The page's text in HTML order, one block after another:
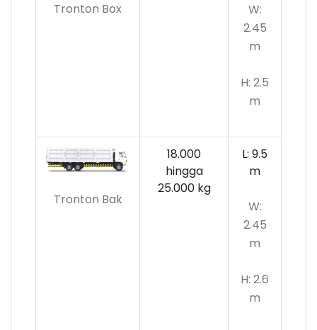
Tronton Box
W:
2.45
m
H: 2.5
m
Tronton Bak
18.000
hingga
25.000 kg
L: 9.5
m
W:
2.45
m
H: 2.6
m